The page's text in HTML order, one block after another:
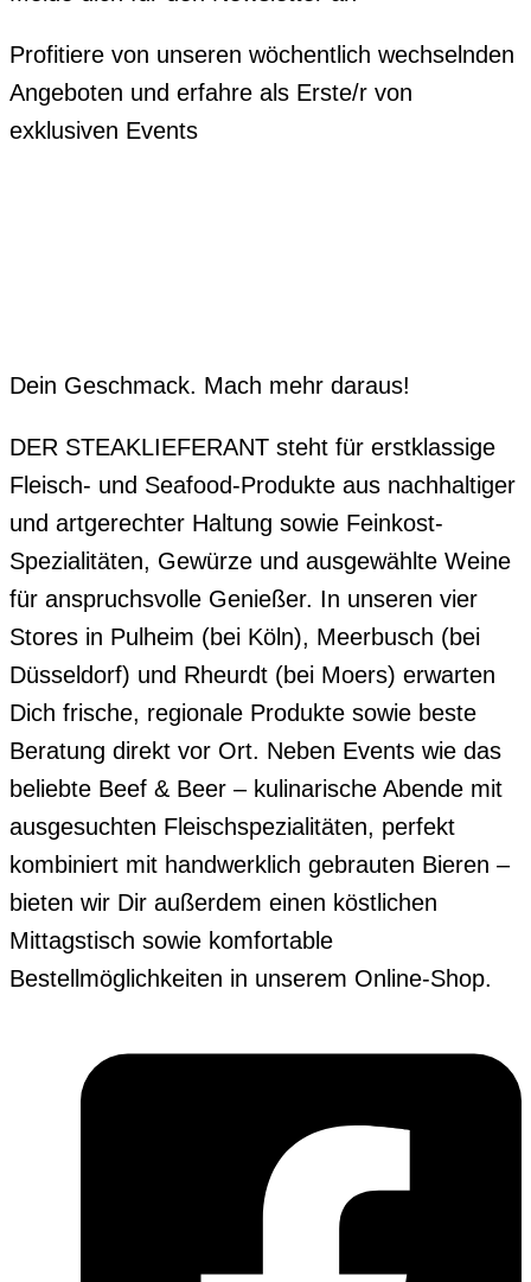
Profitiere von unseren wöchentlich wechselnden
Angeboten und erfahre als Erste/r von
exklusiven Events
Dein Geschmack. Mach mehr daraus!
DER STEAKLIEFERANT steht für erstklassige
Fleisch- und Seafood-Produkte aus nachhaltiger
und artgerechter Haltung sowie Feinkost-
Spezialitäten, Gewürze und ausgewählte Weine
für anspruchsvolle Genießer. In unseren vier
Stores in Pulheim (bei Köln), Meerbusch (bei
Düsseldorf) und Rheurdt (bei Moers) erwarten
Dich frische, regionale Produkte sowie beste
Beratung direkt vor Ort. Neben Events wie das
beliebte Beef & Beer – kulinarische Abende mit
ausgesuchten Fleischspezialitäten, perfekt
kombiniert mit handwerklich gebrauten Bieren –
bieten wir Dir außerdem einen köstlichen
Mittagstisch sowie komfortable
Bestellmöglichkeiten in unserem Online-Shop.